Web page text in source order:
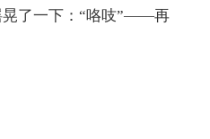
晃了一下：“咯吱”——再